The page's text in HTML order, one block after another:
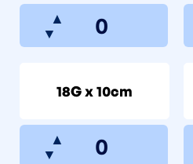
▲
▼
18G x 10cm
▲
▼